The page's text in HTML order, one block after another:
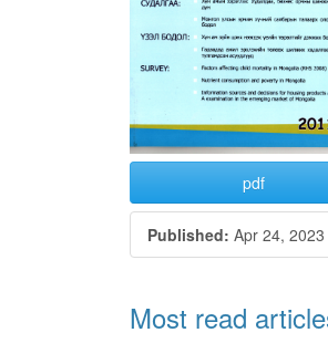
pdf
Published: Apr 24, 2023
Most read